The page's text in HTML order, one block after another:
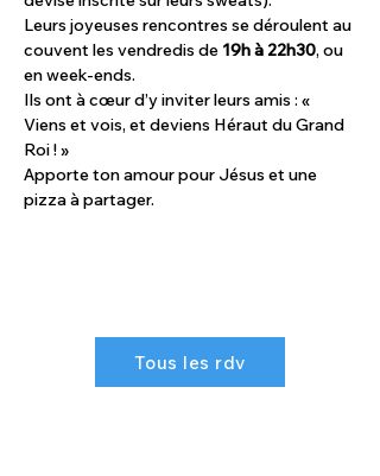
Leurs joyeuses rencontres se déroulent au
couvent les vendredis de 19h à 22h30, ou
en week-ends.
Ils ont à cœur d’y inviter leurs amis : «
Viens et vois, et deviens Héraut du Grand
Roi ! »
Apporte ton amour pour Jésus et une
pizza à partager.
Tous les rdv